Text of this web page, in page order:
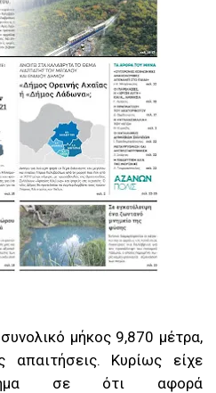
μήκος 9,870 μέτρα,
απαιτήσεις. Κυρίως είχε
σε ότι αφορά